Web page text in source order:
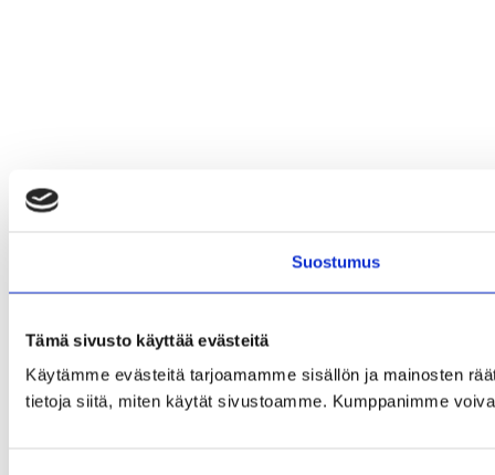
Suostumus
Tämä sivusto käyttää evästeitä
Käytämme evästeitä tarjoamamme sisällön ja mainosten
tietoja siitä, miten käytät sivustoamme. Kumppanimme